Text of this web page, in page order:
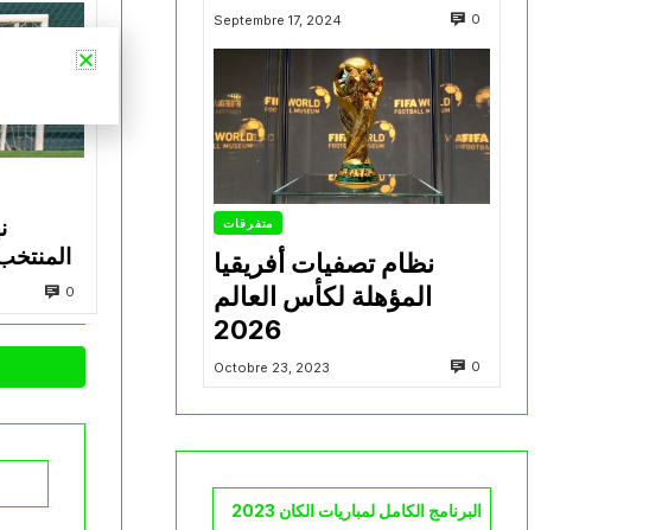
0
Septembre 17, 2024 0
متفرقات
نظام تصفيات أفريقيا
المؤهلة لكأس العالم
2026
Octobre 23, 2023 0
البرنامج الكامل لمباريات الكان 2023